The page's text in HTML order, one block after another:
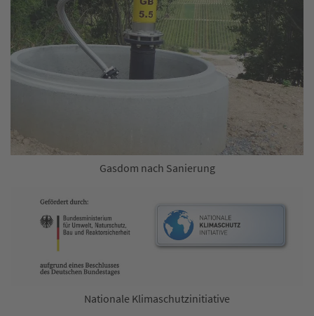
Gasdom nach Sanierung
Nationale Klimaschutzinitiative